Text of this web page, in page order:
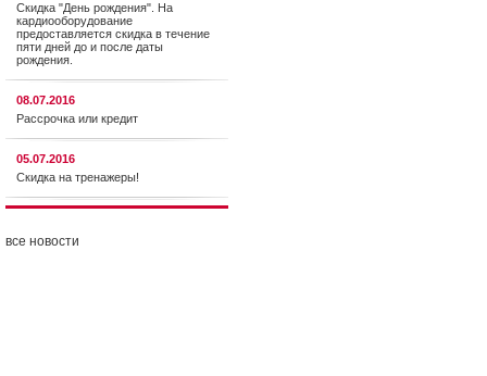
Скидка "День рождения". На
кардиооборудование
предоставляется cкидка в течение
пяти дней до и после даты
рождения.
08.07.2016
Рассрочка или кредит
05.07.2016
Скидка на тренажеры!
все новости